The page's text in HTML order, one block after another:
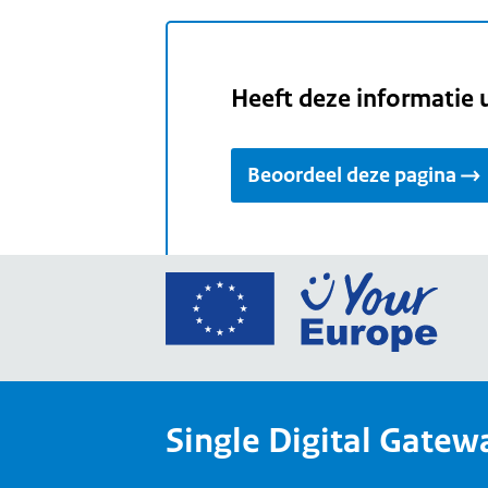
Heeft deze informatie
Beoordeel deze pagina
Ga
Your
Single Digital